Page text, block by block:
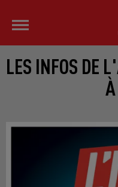
LES INFOS DE